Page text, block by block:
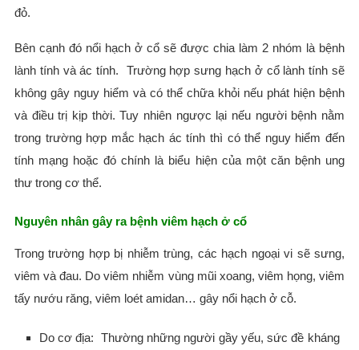
đỏ.
Bên cạnh đó nổi hạch ở cổ sẽ được chia làm 2 nhóm là bệnh
lành tính và ác tính. Trường hợp sưng hạch ở cổ lành tính sẽ
không gây nguy hiểm và có thể chữa khỏi nếu phát hiện bệnh
và điều trị kịp thời. Tuy nhiên ngược lại nếu người bệnh nằm
trong trường hợp mắc hạch ác tính thì có thể nguy hiểm đến
tính mạng hoặc đó chính là biểu hiện của một căn bệnh ung
thư trong cơ thể.
Nguyên nhân gây ra bệnh viêm hạch ở cổ
Trong trường hợp bị nhiễm trùng, các hạch ngoại vi sẽ sưng,
viêm và đau. Do viêm nhiễm vùng mũi xoang, viêm họng, viêm
tấy nướu răng, viêm loét amidan… gây nổi hạch ở cỗ.
Do cơ địa: Thường những người gầy yếu, sức đề kháng